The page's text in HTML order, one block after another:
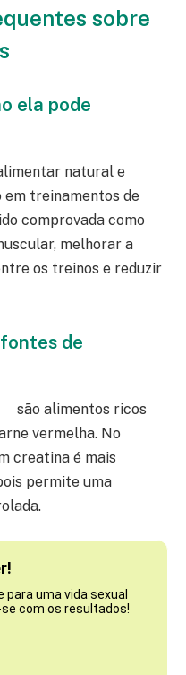
sobre
ela pode
natural e
treinamentos de
comprovada como
melhorar a
os treinos e reduzir
de
são alimentos ricos
vermelha. No
creatina é mais
permite uma
para uma vida sexual
com os resultados!